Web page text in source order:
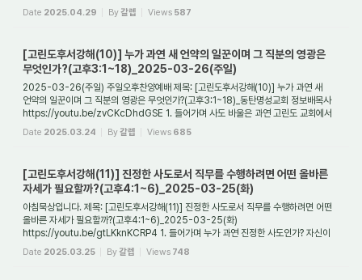
목사
Date 2025.04.29 By갈렙 Views 587
[고린도후서강해(10)] 누가 과연 새 언약의 일꾼이며 그 직분의 영광은
무엇인가?(고후3:1~18)_2025-03-26(주일)
2025-03-26(주일) 주일오후찬양예배 제목: [고린도후서강해(10)] 누가 과연 새
언약의 일꾼이며 그 직분의 영광은 무엇인가?(고후3:1~18)_동탄명성교회 정보배목사
https://youtu.be/zvCKcDhdGSE 1. 들어가며 사도 바울은 과연 고린도 교회에서
몇 통의 편지를...
Date 2025.03.24 By갈렙 Views 685
[고린도후서강해(11)] 진정한 사도로서 직무를 수행하려면 어떤 올바른
자세가 필요할까?(고후4:1~6)_2025-03-25(화)
아침묵상입니다. 제목: [고린도후서강해(11)] 진정한 사도로서 직무를 수행하려면 어떤
올바른 자세가 필요할까?(고후4:1~6)_2025-03-25(화)
https://youtu.be/gtLKknKCRP4 1. 들어가며 누가 과연 진정한 사도인가? 자신이
사도라는 것은 대체 어떻게 증명될 ...
Date 2025.03.25 By갈렙 Views 748